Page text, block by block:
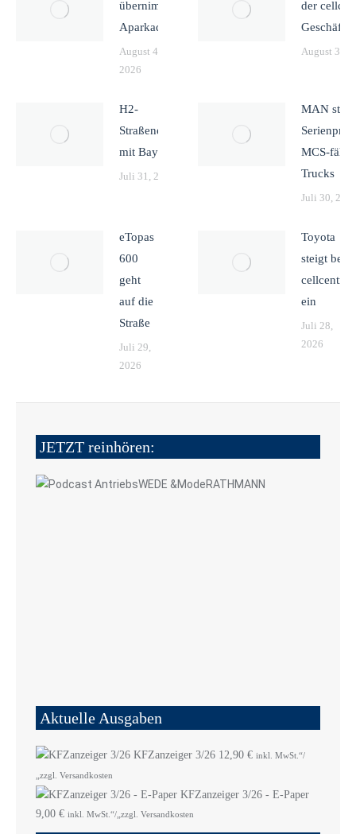
übernimmt
Aparkado
August 4,
2026
der
August 3,
H2-
Straßenerprobung
mit Bayernflotte
Juli 31, 2026
MAN
MCS-
Trucks
Juli 30,
eTopas
600
geht
auf die
Straße
Juli 29,
2026
Toyota
steigt bei
cellcentric
ein
Juli 28,
2026
JETZT reinhören:
Aktuelle Ausgaben
KFZanzeiger 3/26 12,90 € inkl. MwSt.“/
„zzgl. Versandkosten
KFZanzeiger 3/26 - E-Paper
9,00 € inkl. MwSt.“/„zzgl. Versandkosten